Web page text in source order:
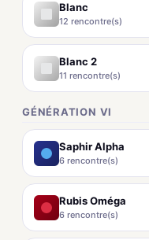
Blanc
12 rencontre(s)
Blanc 2
11 rencontre(s)
GÉNÉRATION VI
Saphir Alpha
6 rencontre(s)
Rubis Oméga
6 rencontre(s)